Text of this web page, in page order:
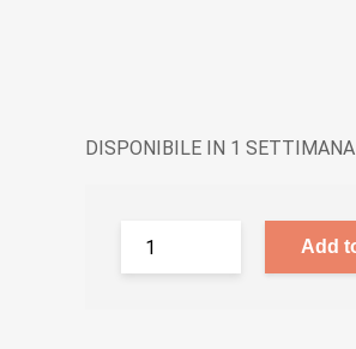
DISPONIBILE IN 1 SETTIMANA
Add